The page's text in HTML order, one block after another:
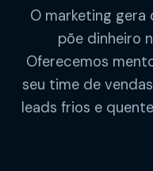
O marketing gera
põe dinheiro
Oferecemos
seu time de
leads frios e